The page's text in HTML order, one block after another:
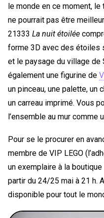
le monde en ce moment,
ne pourrait pas être
21333 La nuit étoilée
forme 3D avec des étoiles
et le paysage du village de
également une figurine de
un pinceau, une palette, un
un carreau imprimé. Vous
l’ensemble au mur comme
Pour se le procurer en
membre de VIP LEGO
un exemplaire à la boutique
partir du 24/25 mai à 21 h.
disponible pour tout le